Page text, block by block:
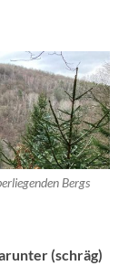
Bergs
(schräg)